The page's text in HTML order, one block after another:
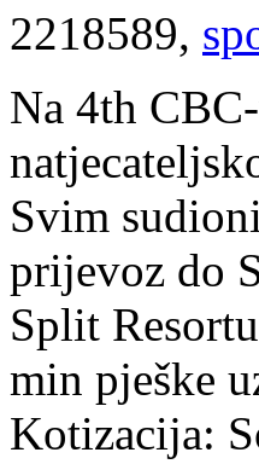
2218589,
Na 4th
Svim
prijevoz do
Split Resortu
min pješke
Kotizacija: